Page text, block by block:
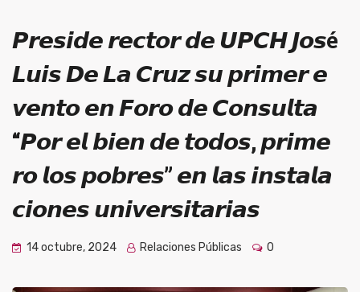
𝙋𝙧𝙚𝙨𝙞𝙙𝙚 𝙧𝙚𝙘𝙩𝙤𝙧 𝙙𝙚 𝙐𝙋𝘾𝙃 𝙅𝙤𝙨é
𝙇𝙪𝙞𝙨 𝘿𝙚 𝙇𝙖 𝘾𝙧𝙪𝙯 𝙨𝙪 𝙥𝙧𝙞𝙢𝙚𝙧 𝙚
𝙫𝙚𝙣𝙩𝙤 𝙚𝙣 𝙁𝙤𝙧𝙤 𝙙𝙚 𝘾𝙤𝙣𝙨𝙪𝙡𝙩𝙖
“𝙋𝙤𝙧 𝙚𝙡 𝙗𝙞𝙚𝙣 𝙙𝙚 𝙩𝙤𝙙𝙤𝙨, 𝙥𝙧𝙞𝙢𝙚
𝙧𝙤 𝙡𝙤𝙨 𝙥𝙤𝙗𝙧𝙚𝙨” 𝙚𝙣 𝙡𝙖𝙨 𝙞𝙣𝙨𝙩𝙖𝙡𝙖
𝙘𝙞𝙤𝙣𝙚𝙨 𝙪𝙣𝙞𝙫𝙚𝙧𝙨𝙞𝙩𝙖𝙧𝙞𝙖𝙨
14 octubre, 2024 Relaciones Públicas 0